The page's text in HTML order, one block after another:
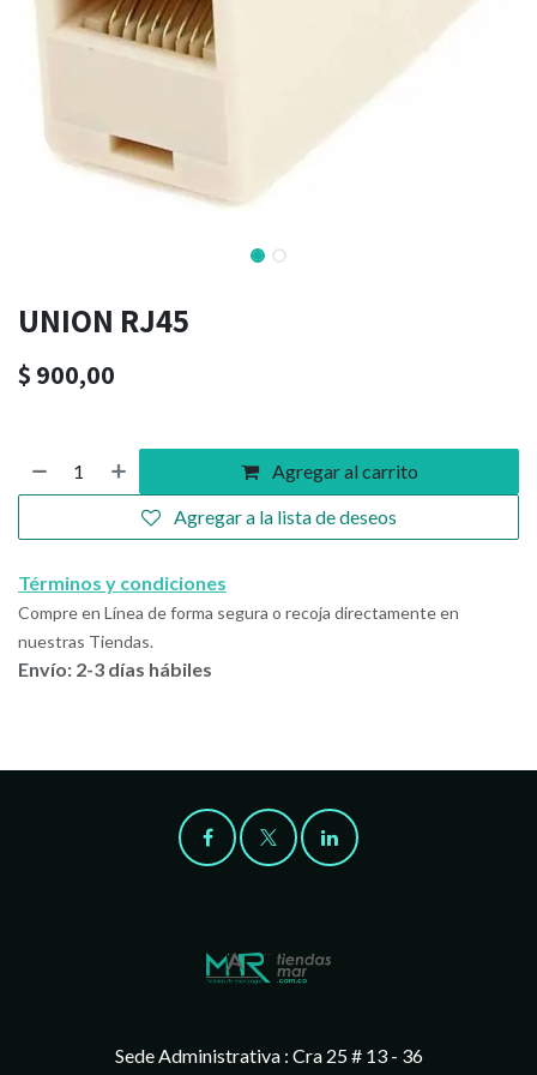
UNION RJ45
$ 900,00
Agregar al carrito
Agregar a la lista de deseos
Términos y condiciones
Compre en Línea de forma segura o recoja directamente en
nuestras Tiendas.
Envío: 2-3 días hábiles
Sede Administrativa : Cra 25 # 13 - 36